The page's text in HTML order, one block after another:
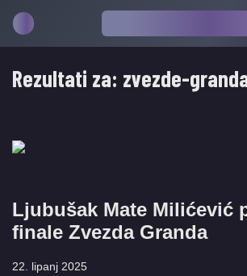
Rezultati za: zvezde-
Ljubušak Mate Milićević
finale Zvezda Granda
22. lipanj 2025